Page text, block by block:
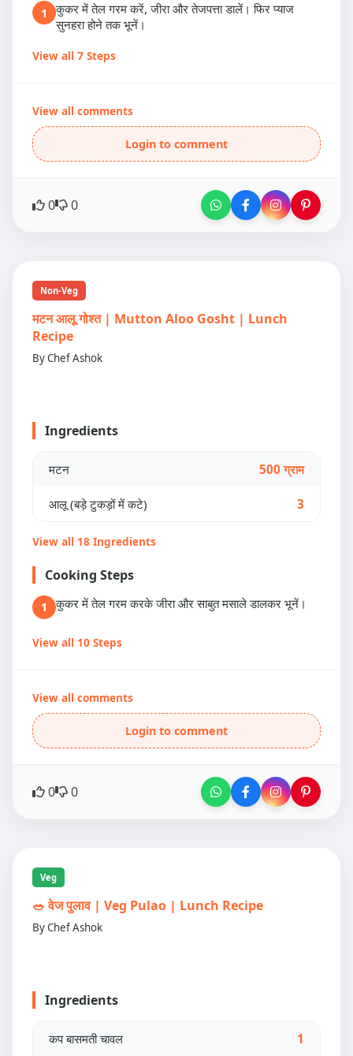
1
कुकर में तेल गरम करें, जीरा और तेजपत्ता डालें। फिर प्याज
सुनहरा होने तक भूनें।
View all 7 Steps
View all comments
Login to comment
0 0
Non-Veg
मटन आलू गोश्त | Mutton Aloo Gosht | Lunch
Recipe
By Chef Ashok
Ingredients
मटन 500 ग्राम
आलू (बड़े टुकड़ों में कटे) 3
View all 18 Ingredients
Cooking Steps
1 कुकर में तेल गरम करके जीरा और साबुत मसाले डालकर भूनें।
View all 10 Steps
View all comments
Login to comment
0 0
Veg
🥗 वेज पुलाव | Veg Pulao | Lunch Recipe
By Chef Ashok
Ingredients
कप बासमती चावल 1